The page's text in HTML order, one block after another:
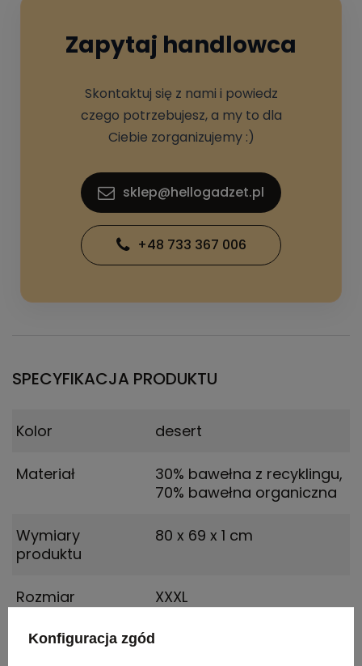
Zapytaj handlowca
Skontaktuj się z nami i powiedz
czego potrzebujesz, a my to dla
Ciebie zorganizujemy :)
sklep@hellogadzet.pl
+48 733 367 006
SPECYFIKACJA PRODUKTU
Kolor desert
Materiał
30% bawełna z recyklingu,
70% bawełna organiczna
Wymiary
produktu
80 x 69 x 1 cm
Rozmiar XXXL
Konfiguracja zgód